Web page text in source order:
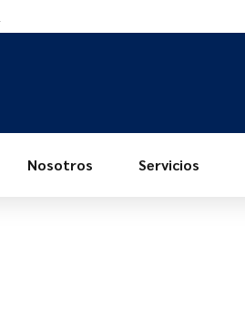
Nosotros Servicios